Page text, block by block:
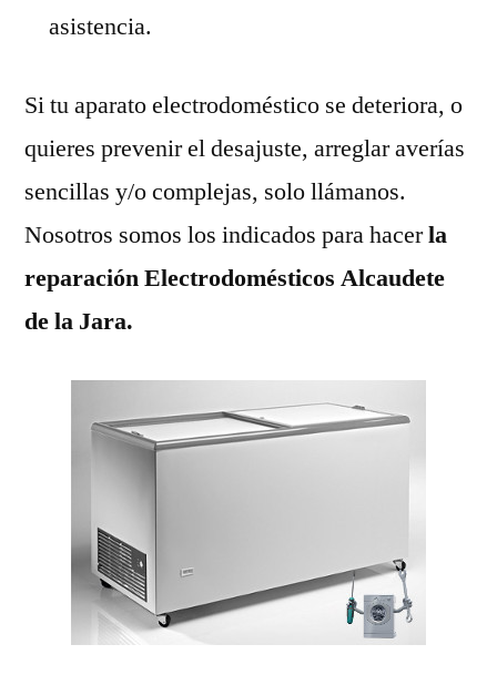
asistencia.
Si tu aparato electrodoméstico se deteriora, o
quieres prevenir el desajuste, arreglar averías
sencillas y/o complejas, solo llámanos.
Nosotros somos los indicados para hacerla
reparación Electrodomésticos Alcaudete
de la Jara.